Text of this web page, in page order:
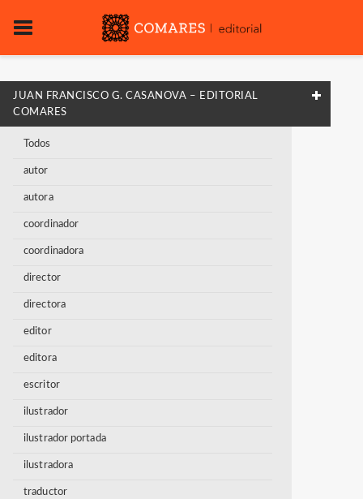
JUAN FRANCISCO G. CASANOVA – EDITORIAL
COMARES
Todos
autor
autora
coordinador
coordinadora
director
directora
editor
editora
escritor
ilustrador
ilustrador portada
ilustradora
traductor